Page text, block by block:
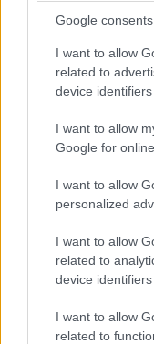
Google consents
I want to allow
related to
device identifiers
I want to allow
Google for
I want to allow
personalized
I want to allow
related to
device identifiers
I want to allow
related to
LIFESTYLE08·08·2026
Νία Βαρντάλος
σχέση που
πάνω από